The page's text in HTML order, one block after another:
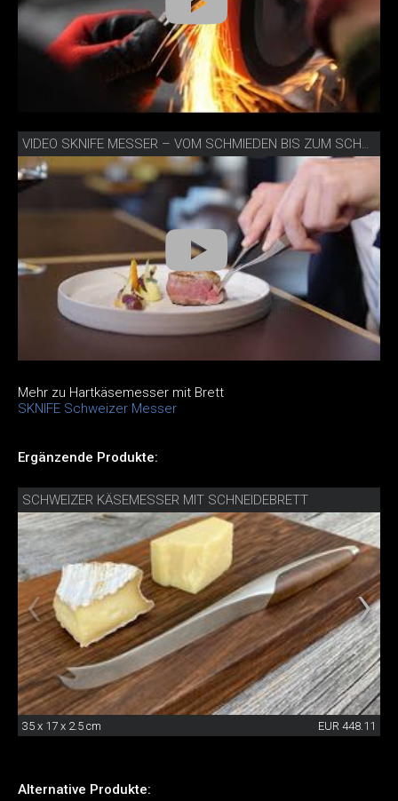
VIDEO SKNIFE MESSER – VOM SCHMIEDEN BIS ZUM SCHNEIDEN
Mehr zu Hartkäsemesser mit Brett
SKNIFE Schweizer Messer
Ergänzende Produkte:
SCHWEIZER KÄSEMESSER MIT SCHNEIDEBRETT
35 x 17 x 2.5 cm EUR 448.11
Alternative Produkte: